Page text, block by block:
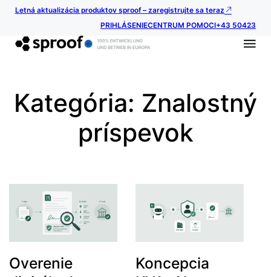
Letná aktualizácia produktov sproof – zaregistrujte sa teraz
PRIHLÁSENIECENTRUM POMOCI+43 50423
Kategória: Znalostný
príspevok
Overenie
Koncepcia